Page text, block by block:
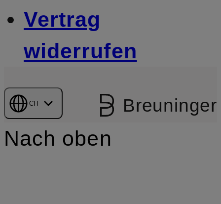
Vertrag
widerrufen
CH Breuninger
Nach oben